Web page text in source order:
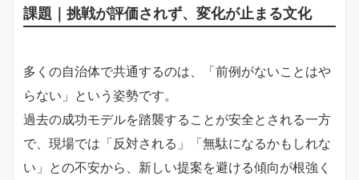
課題｜挑戦が評価されず、変化が止まる文化
多くの自治体で共通するのは、「前例がないことはや
らない」という姿勢です。
過去の成功モデルを踏襲することが安全とされる一方
で、現場では「反対される」「無駄になるかもしれな
い」との不安から、新しい提案を避ける傾向が根強く